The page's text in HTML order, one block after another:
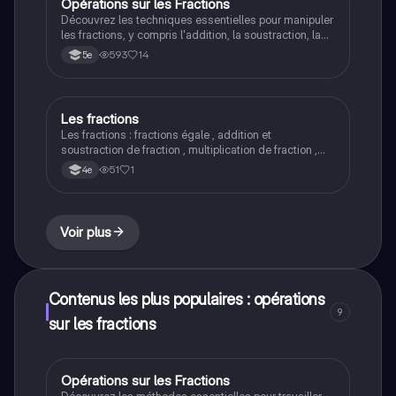
Maths
Opérations sur les Fractions
Découvrez les techniques essentielles pour manipuler
les fractions, y compris l'addition, la soustraction, la
multiplication et la division. Apprenez à simplifier les
expressions rationnelles et à décomposer les
problèmes de fractions, idéal pour les étudiants en
mathématiques.
5e 593 14
Maths
Les fractions
Les fractions : fractions égale , addition et
soustraction de fraction , multiplication de fraction ,
division de fraction
4e 51 1
Voir plus
Contenus les plus populaires : opérations
sur les fractions
9
Maths
Opérations sur les Fractions